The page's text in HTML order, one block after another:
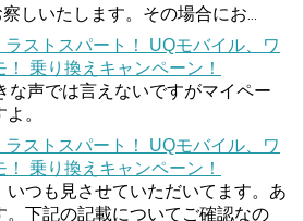
しいたします。その場合にお
ラストスパート！ UQモバイル、ワ
乗り換えキャンペーン！
な声では言えないですがマイペー
。
ラストスパート！ UQモバイル、ワ
乗り換えキャンペーン！
いつも見させていただいてます。あ
。下記の記載についてご確認なの